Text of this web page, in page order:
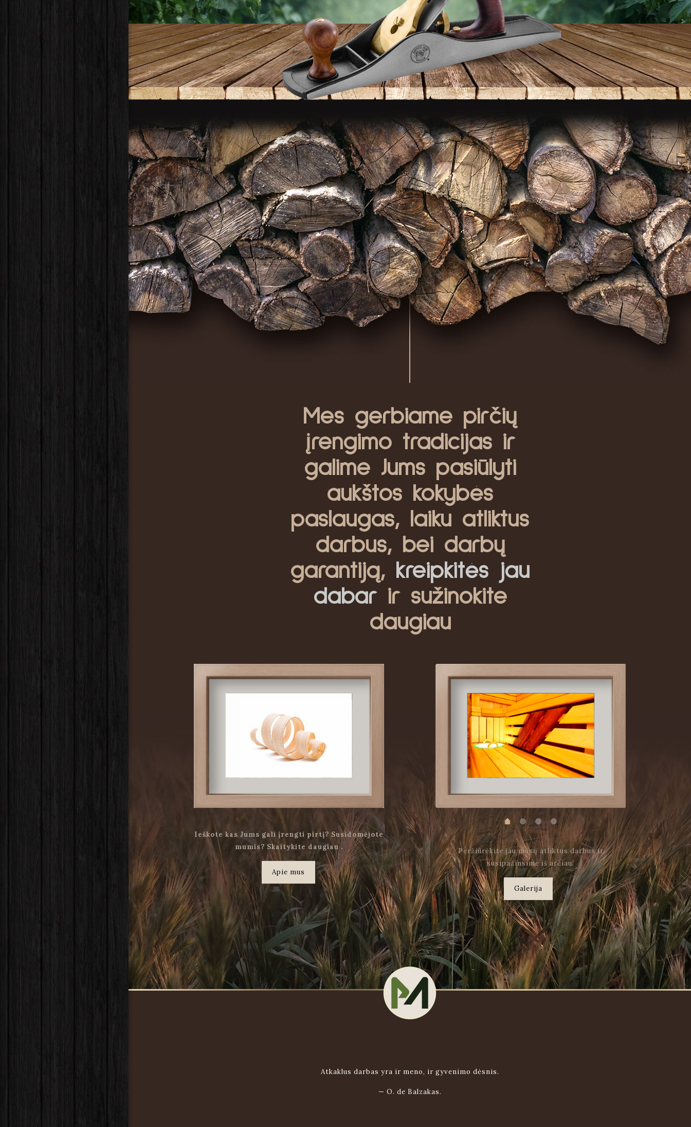
Mes gerbiame pirčių
įrengimo tradicijas ir
galime Jums pasiūlyti
aukštos kokybės
paslaugas, laiku atliktus
darbus, bei darbų
garantiją, kreipkitės jau
dabarir sužinokite
daugiau
Ieškote kas Jums gali įrengti pirtį? Susidomėjote
mumis? Skaitykite daugiau .
.
Apie mus
Peržiūrėkite jau mūsų atliktus darbus ir
susipažinsime iš arčiau.
Galerija
Atkaklus darbas yra ir meno, ir gyvenimo dėsnis.
— O. de Balzakas.